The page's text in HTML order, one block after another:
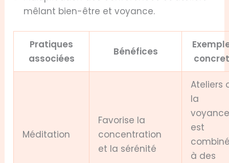
mêlant bien-être et voyance.
Pratiques
associées
Bénéfices
Méditation
Favorise la
concentration
et la sérénité
Ateliers
la
est
à des